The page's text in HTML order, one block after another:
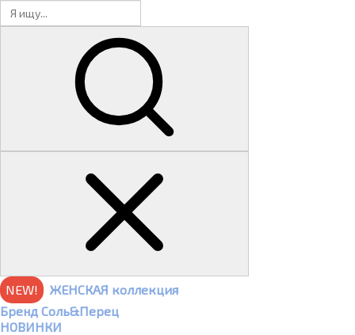
NEW!
ЖЕНСКАЯ коллекция
Бренд Соль&Перец
НОВИНКИ